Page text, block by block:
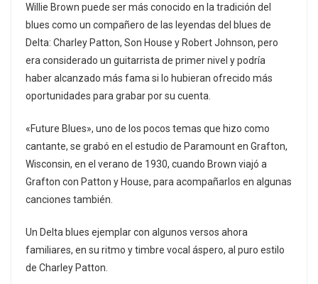
Willie Brown puede ser más conocido en la tradición del
blues como un compañero de las leyendas del blues de
Delta: Charley Patton, Son House y Robert Johnson, pero
era considerado un guitarrista de primer nivel y podría
haber alcanzado más fama si lo hubieran ofrecido más
oportunidades para grabar por su cuenta.
«Future Blues», uno de los pocos temas que hizo como
cantante, se grabó en el estudio de Paramount en Grafton,
Wisconsin, en el verano de 1930, cuando Brown viajó a
Grafton con Patton y House, para acompañarlos en algunas
canciones también.
Un Delta blues ejemplar con algunos versos ahora
familiares, en su ritmo y timbre vocal áspero, al puro estilo
de Charley Patton.